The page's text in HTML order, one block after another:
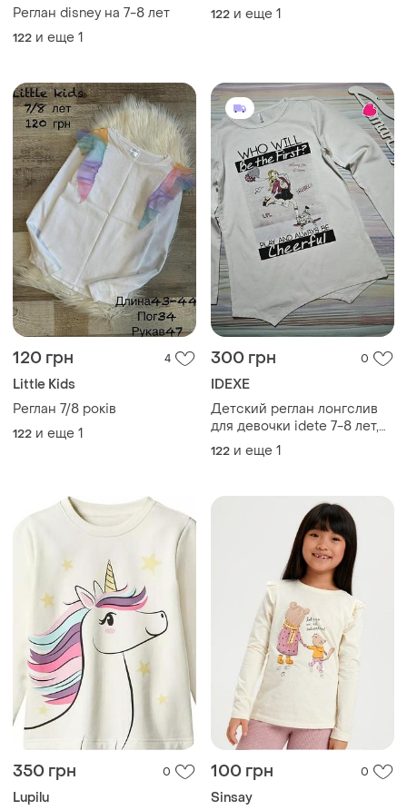
Реглан disney на 7-8 лет
122 и еще 1
122 и еще 1
120 грн 4
Little Kids
Реглан 7/8 років
122 и еще 1
300 грн 0
IDEXE
Детский реглан лонгслив
для девочки idete 7-8 лет,
122 - 128 см, белый
122 и еще 1
350 грн 0
Lupilu
100 грн 0
Sinsay